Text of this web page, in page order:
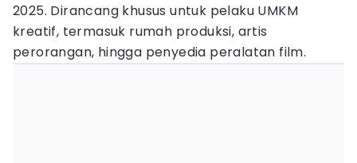
2025. Dirancang khusus untuk pelaku UMKM
kreatif, termasuk rumah produksi, artis
perorangan, hingga penyedia peralatan film.